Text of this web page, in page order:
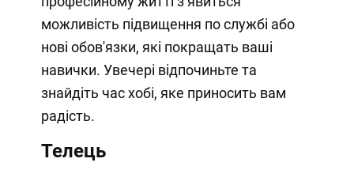
можливість підвищення по службі або
нові обов'язки, які покращать ваші
навички. Увечері відпочиньте та
знайдіть час хобі, яке приносить вам
радість.
Телець